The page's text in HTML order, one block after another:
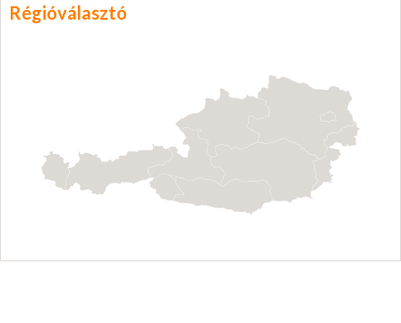
Régióválasztó